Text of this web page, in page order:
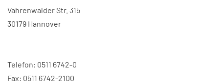
Vahrenwalder Str. 315
30179 Hannover
Telefon: 0511 6742-0
Fax: 0511 6742-2100